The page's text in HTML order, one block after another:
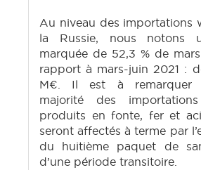
Au niveau des importations
la Russie, nous notons
marquée de 52,3 % de
rapport à mars-juin 2021 :
M€. Il est à remarquer
majorité des
produits en fonte, fer et
seront affectés à terme par
du huitième paquet de
d’une période transitoire.